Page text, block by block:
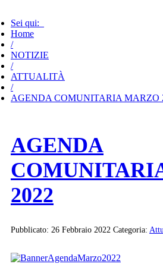
Sei qui:
Home
/
NOTIZIE
/
ATTUALITÀ
/
AGENDA COMUNITARIA MARZO
AGENDA
2022
Pubblicato: 26 Febbraio 2022 Categoria: